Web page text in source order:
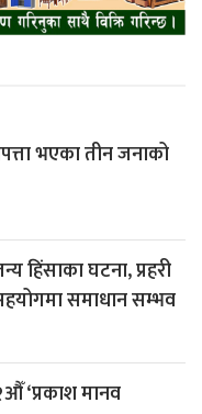
भएका तीन जनाको
घटना, प्रहरी
समाधान सम्भव
‘प्रकाश मानव